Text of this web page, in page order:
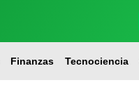
Finanzas Tecnociencia